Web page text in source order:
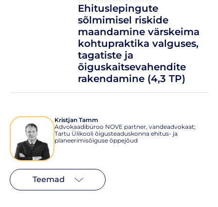
Ehituslepingute
sõlmimisel riskide
maandamine värskeima
kohtupraktika valguses,
tagatiste ja
õiguskaitsevahendite
rakendamine (4,3 TP)
Kristjan Tamm
Advokaadibüroo NOVE partner, vandeadvokaat;
Tartu Ülikooli õigusteaduskonna ehitus- ja
planeerimisõiguse õppejõud
Teemad